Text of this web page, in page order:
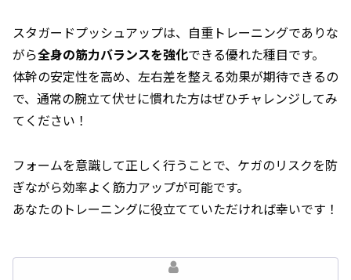
スタガードプッシュアップは、自重トレーニングでありな
がら全身の筋力バランスを強化できる優れた種目です。
体幹の安定性を高め、左右差を整える効果が期待できるの
で、通常の腕立て伏せに慣れた方はぜひチャレンジしてみ
てください！
フォームを意識して正しく行うことで、ケガのリスクを防
ぎながら効率よく筋力アップが可能です。
あなたのトレーニングに役立てていただければ幸いです！